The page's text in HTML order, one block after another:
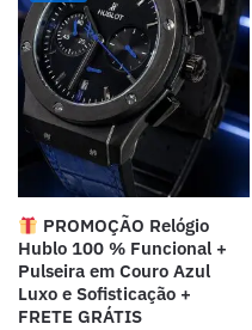
PROMOÇÃO Relógio
Hublo 100 % Funcional +
Pulseira em Couro Azul
Luxo e Sofisticação +
FRETE GRÁTIS